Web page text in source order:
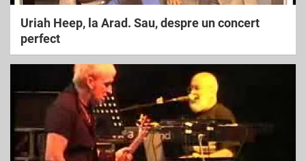
Uriah Heep, la Arad. Sau, despre un concert
perfect